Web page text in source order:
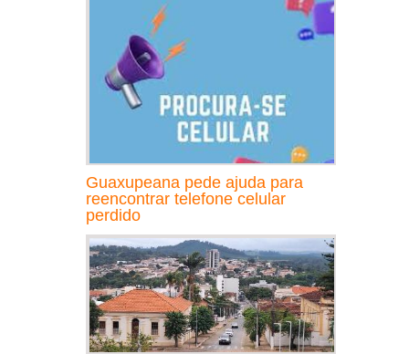
Guaxupeana pede ajuda para
reencontrar telefone celular
perdido